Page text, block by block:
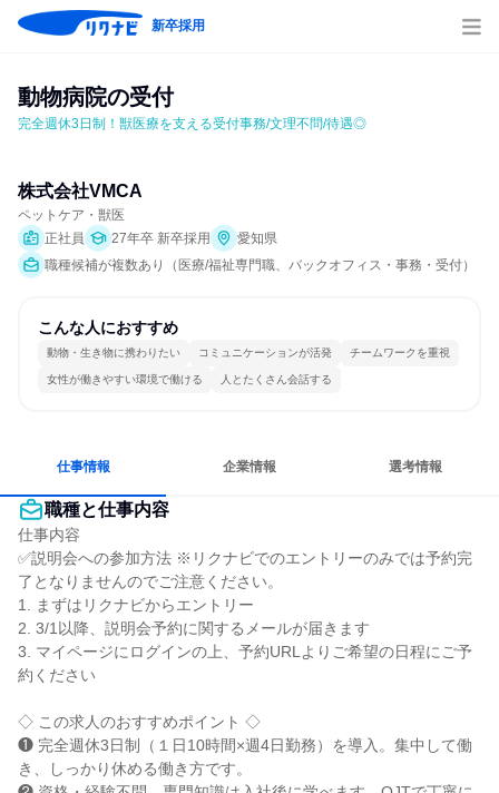
新卒採用
動物病院の受付
完全週休3日制！獣医療を支える受付事務/文理不問/待遇◎
株式会社VMCA
ペットケア・獣医
正社員
27年卒 新卒採用
愛知県
職種候補が複数あり（医療/福祉専門職、バックオフィス・事務・受付）
こんな人におすすめ
動物・生き物に携わりたい コミュニケーションが活発 チームワークを重視
女性が働きやすい環境で働ける 人とたくさん会話する
仕事情報 企業情報 選考情報
職種と仕事内容
仕事内容
✅説明会への参加方法 ※リクナビでのエントリーのみでは予約完
了となりませんのでご注意ください。
1. まずはリクナビからエントリー
2. 3/1以降、説明会予約に関するメールが届きます
3. マイページにログインの上、予約URLよりご希望の日程にご予
約ください
◇ この求人のおすすめポイント ◇
❶ 完全週休3日制（１日10時間×週4日勤務）を導入。集中して働
き、しっかり休める働き方です。